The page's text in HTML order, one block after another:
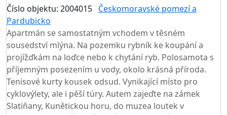
Číslo objektu: 2004015 Českomoravské pomezí a
Pardubicko
Apartmán se samostatným vchodem v těsném
sousedství mlýna. Na pozemku rybník ke koupání a
projížďkám na loďce nebo k chytání ryb. Polosamota s
příjemným posezením u vody, okolo krásná příroda.
Tenisové kurty kousek odsud. Vynikající místo pro
cyklovýlety, ale i pěší túry. Autem zajeďte na zámek
Slatiňany, Kunětickou horu, do muzea loutek v